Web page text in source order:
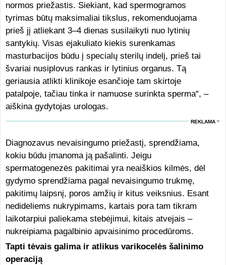
normos priežastis. Siekiant, kad spermogramos
tyrimas būtų maksimaliai tikslus, rekomenduojama
prieš jį atliekant 3–4 dienas susilaikyti nuo lytinių
santykių. Visas ejakuliato kiekis surenkamas
masturbacijos būdu į specialų sterilų indelį, prieš tai
švariai nusiplovus rankas ir lytinius organus. Tą
geriausia atlikti klinikoje esančioje tam skirtoje
patalpoje, tačiau tinka ir namuose surinkta sperma“, –
aiškina gydytojas urologas.
REKLAMA
Diagnozavus nevaisingumo priežastį, sprendžiama,
kokiu būdu įmanoma ją pašalinti. Jeigu
spermatogenezės pakitimai yra neaiškios kilmės, dėl
gydymo sprendžiama pagal nevaisingumo trukmę,
pakitimų laipsnį, poros amžių ir kitus veiksnius. Esant
nedideliems nukrypimams, kartais pora tam tikram
laikotarpiui paliekama stebėjimui, kitais atvejais –
nukreipiama pagalbinio apvaisinimo procedūroms.
Tapti tėvais galima ir atlikus varikocelės šalinimo
operaciją